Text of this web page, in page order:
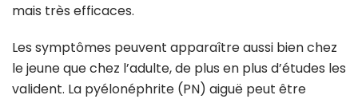
mais très efficaces.
Les symptômes peuvent apparaître aussi bien chez
le jeune que chez l’adulte, de plus en plus d’études les
valident. La pyélonéphrite (PN) aiguë peut être